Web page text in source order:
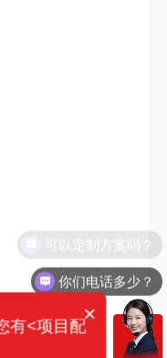
可以定制方案吗？
你们电话多少？
×
有<项目配